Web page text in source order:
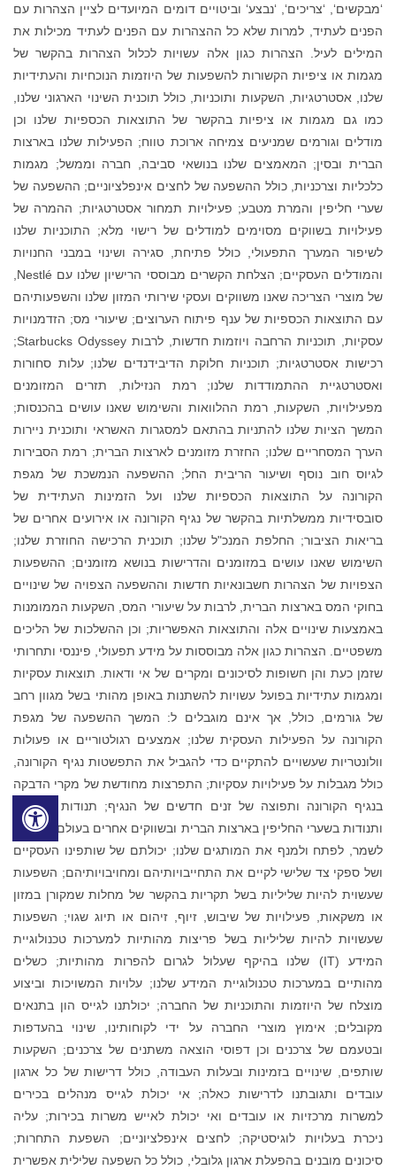
‘מבקשים‘, ‘צריכים‘, ‘נבצע‘ וביטויים דומים המיועדים לציין הצהרות עם
הפנים לעתיד, למרות שלא כל ההצהרות עם הפנים לעתיד מכילות את
המילים לעיל. הצהרות כגון אלה עשויות לכלול הצהרות בהקשר של
מגמות או ציפיות הקשורות להשפעות של היוזמות הנוכחיות והעתידיות
שלנו, אסטרטגיות, השקעות ותוכניות, כולל תוכנית השינוי הארגוני שלנו,
כמו גם מגמות או ציפיות בהקשר של התוצאות הכספיות שלנו וכן
מודלים וגורמים שמניעים צמיחה ארוכת טווח; הפעילות שלנו בארצות
הברית ובסין; המאמצים שלנו בנושאי סביבה, חברה וממשל; מגמות
כלכליות וצרכניות, כולל ההשפעה של לחצים אינפלציוניים; ההשפעה של
שערי חליפין והמרת מטבע; פעילויות תמחור אסטרטגיות; ההמרה של
פעילויות בשווקים מסוימים למודלים של רישוי מלא; התוכניות שלנו
לשיפור המערך התפעולי, כולל פתיחת, סגירה ושינוי במבני החנויות
של מוצרי הצריכה שאנו משווקים ועסקי שירותי המזון שלנו והשפעותיהם
עם התוצאות הכספיות של ענף פיתוח הערוצים; שיעורי מס; הזדמנויות
עסקיות, תוכניות הרחבה ויוזמות חדשות, לרבות Starbucks Odyssey;
רכישות אסטרטגיות; תוכניות חלוקת הדיבידנדים שלנו; עלות סחורות
ואסטרטגיית ההתמודדות שלנו; רמת הנזילות, תזרים המזומנים
מפעילויות, השקעות, רמת ההלוואות והשימוש שאנו עושים בהכנסות;
המשך הציות שלנו להתניות בהתאם למסגרות האשראי ותוכנית ניירות
הערך המסחריים שלנו; החזרת מזומנים לארצות הברית; רמת הסבירות
לגיוס חוב נוסף ושיעור הריבית החל; ההשפעה הנמשכת של מגפת
הקורונה על התוצאות הכספיות שלנו ועל הזמינות העתידית של
סובסידיות ממשלתיות בהקשר של נגיף הקורונה או אירועים אחרים של
בריאות הציבור; החלפת המנכ"ל שלנו; תוכנית הרכישה החוזרת שלנו;
השימוש שאנו עושים במזומנים והדרישות בנושא מזומנים; ההשפעות
הצפויות של הצהרות חשבונאיות חדשות וההשפעה הצפויה של שינויים
בחוקי המס בארצות הברית, לרבות על שיעורי המס, השקעות הממומנות
באמצעות שינויים אלה והתוצאות האפשריות; וכן ההשלכות של הליכים
משפטיים. הצהרות כגון אלה מבוססות על מידע תפעולי, פיננסי ותחרותי
שזמן כעת והן חשופות לסיכונים ומקרים של אי ודאות. תוצאות עסקיות
ומגמות עתידיות בפועל עשויות להשתנות באופן מהותי בשל מגוון רחב
של גורמים, כולל, אך אינם מוגבלים ל: המשך ההשפעה של מגפת
הקורונה על הפעילות העסקית שלנו; אמצעים רגולטוריים או פעולות
וולונטריות שעשויים להתקיים כדי להגביל את התפשטות נגיף הקורונה,
כולל מגבלות על פעילויות עסקיות; התפרצות מחודשת של מקרי הדבקה
בנגיף הקורונה ותפוצה של זנים חדשים של הנגיף; תנודות כלכליות
ותנודות בשערי החליפין בארצות הברית ובשווקים אחרים בעולם; יכולתנו
לשמר, לפתח ולמנף את המותגים שלנו; יכולתם של שותפינו העסקיים
ושל ספקי צד שלישי לקיים את התחייבויותיהם ומחויבויותיהם; השפעות
שעשוית להיות שליליות בשל תקריות בהקשר של מחלות שמקורן במזון
או משקאות, פעילויות של שיבוש, זיוף, זיהום או תיוג שגוי; השפעות
שעשויות להיות שליליות בשל פריצות מהותיות למערכות טכנולוגיית
המידע (IT) שלנו בהיקף שעלול לגרום להפרות מהותיות; כשלים
מהותיים במערכות טכנולוגיית המידע שלנו; עלויות המשויכות וביצוע
מוצלח של היוזמות והתוכניות של החברה; יכולתנו לגייס הון בתנאים
מקובלים; אימוץ מוצרי החברה על ידי לקוחותינו, שינוי בהעדפות
ובטעמם של צרכנים וכן דפוסי הוצאה משתנים של צרכנים; השקעות
שותפים, שינויים בזמינות ובעלות העבודה, כולל דרישות של כל ארגון
עובדים ותגובתנו לדרישות כאלה; אי יכולת לגייס מנהלים בכירים
למשרות מרכזיות או עובדים ואי יכולת לאייש משרות בכירות; עליה
ניכרת בעלויות לוגיסטיקה; לחצים אינפלציוניים; השפעת התחרות;
סיכונים מובנים בהפעלת ארגון גלובלי, כולל כל השפעה שלילית אפשרית